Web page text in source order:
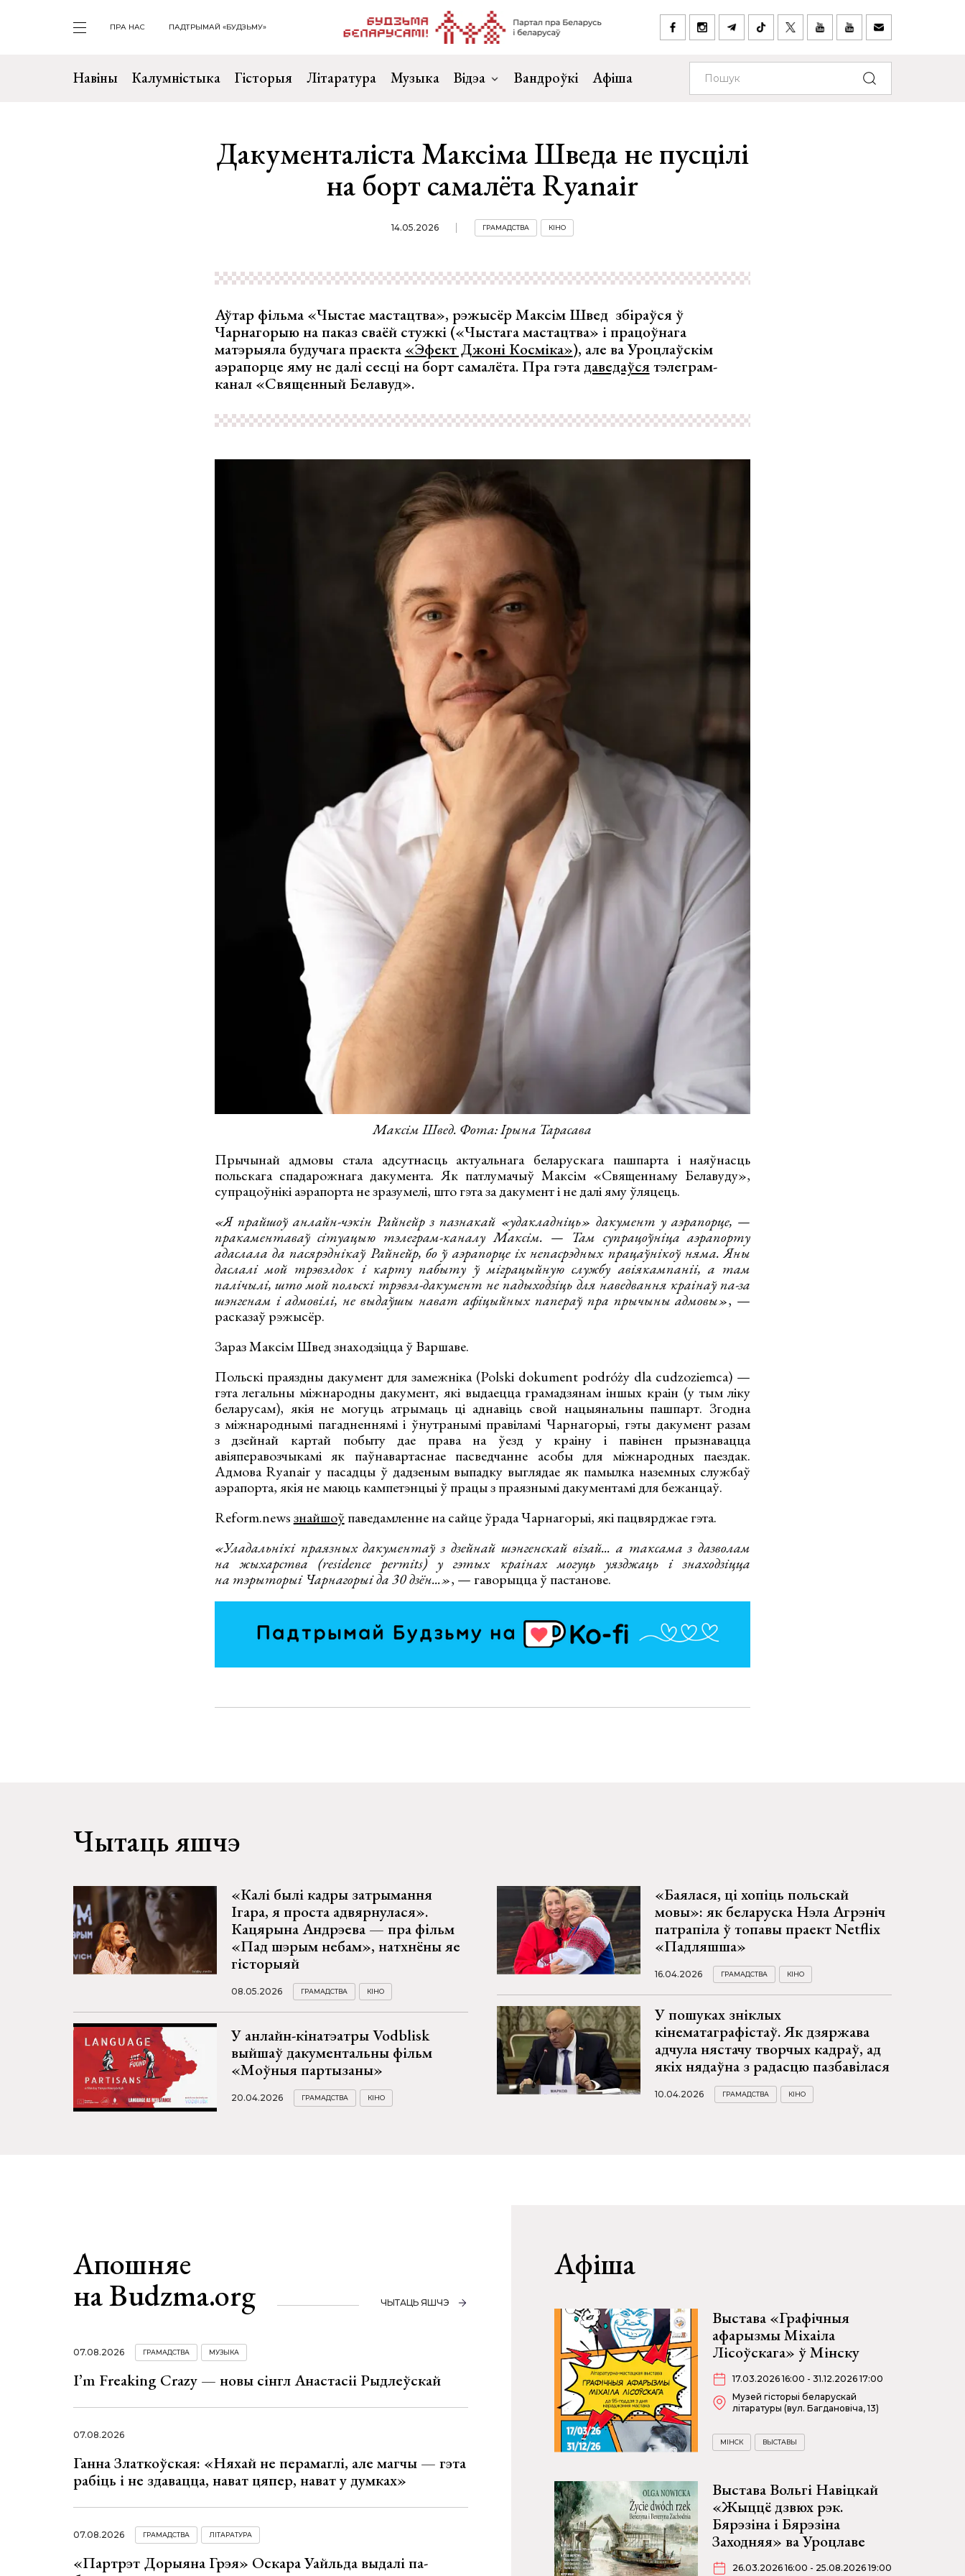
ПРА НАС ПАДТРЫМАЙ «БУДЗЬМУ»
Навіны Калумністыка Гісторыя Літаратура Музыка Відэа Вандроўкі Афіша
Дакументаліста Максіма Шведа не пусцілі
на борт самалёта Ryanair
14.05.2026 ГРАМАДСТВА КІНО
Аўтар фільма «Чыстае мастацтва», рэжысёр Максім Швед збіраўся ў
Чарнагорыю на паказ сваёй стужкі («Чыстага мастацтва» і працоўнага
матэрыяла будучага праекта «Эфект Джоні Косміка»), але ва Уроцлаўскім
аэрапорце яму не далі сесці на борт самалёта. Пра гэтадаведаўсятэлеграм-
канал «Священный Белавуд».
Максім Швед. Фота: Ірына Тарасава
Прычынай адмовы стала адсутнасць актуальнага беларускага пашпарта і наяўнасць
польскага спадарожнага дакумента. Як патлумачыў Максім «Священнаму Белавуду»,
супрацоўнікі аэрапорта не зразумелі, што гэта за дакумент і не далі яму ўляцець.
«Я прайшоў анлайн-чэкін Райнейр з пазнакай «удакладніць» дакумент у аэрапорце, —
пракаментаваў сітуацыю тэлеграм-каналу Максім. — Там супрацоўніца аэрапорту
адаслала да пасярэднікаў Райнейр, бо ў аэрапорце іх непасрэдных працаўнікоў няма. Яны
даслалі мой трэвэлдок і карту пабыту ў міграцыйную службу авіякампаніі, а там
палічылі, што мой польскі трэвэл-дакумент не падыходзіць для наведвання краінаў па-за
шэнгенам і адмовілі, не выдаўшы нават афіцыйных папераў пра прычыны адмовы», —
расказаў рэжысёр.
Зараз Максім Швед знаходзіцца ў Варшаве.
Польскі праяздны дакумент для замежніка (Polski dokument podróży dla cudzoziemca) —
гэта легальны міжнародны дакумент, які выдаецца грамадзянам іншых краін (у тым ліку
беларусам), якія не могуць атрымаць ці аднавіць свой нацыянальны пашпарт. Згодна
з міжнароднымі пагадненнямі і ўнутранымі правіламі Чарнагорыі, гэты дакумент разам
з дзейнай картай побыту дае права на ўезд у краіну і павінен прызнавацца
авіяперавозчыкамі як паўнавартаснае пасведчанне асобы для міжнародных паездак.
Адмова Ryanair у пасадцы ў дадзеным выпадку выглядае як памылка наземных службаў
аэрапорта, якія не маюць кампетэнцыі ў працы з праязнымі дакументамі для бежанцаў.
Reform.newsзнайшоўпаведамленне на сайце ўрада Чарнагорыі, які пацвярджае гэта.
«Уладальнікі праязных дакументаў з дзейнай шэнгенскай візай... а таксама з дазволам
на жыхарства (residence permits) у гэтых краінах могуць уязджаць і знаходзіцца
на тэрыторыі Чарнагорыі да 30 дзён...», — гаворыцца ў пастанове.
Чытаць яшчэ
«Калі былі кадры затрымання
Ігара, я проста адвярнулася».
Кацярына Андрэева — пра фільм
«Пад шэрым небам», натхнёны яе
гісторыяй
08.05.2026 ГРАМАДСТВА КІНО
У анлайн-кінатэатры Vodblisk
выйшаў дакументальны фільм
«Моўныя партызаны»
20.04.2026 ГРАМАДСТВА КІНО
«Баялася, ці хопіць польскай
мовы»: як беларуска Нэла Агрэніч
патрапіла ў топавы праект Netflix
«Падляшша»
16.04.2026 ГРАМАДСТВА КІНО
У пошуках зніклых
кінематаграфістаў. Як дзяржава
адчула нястачу творчых кадраў, ад
якіх нядаўна з радасцю пазбавілася
10.04.2026 ГРАМАДСТВА КІНО
Апошняе
на Budzma.org
ЧЫТАЦЬ ЯШЧЭ
07.08.2026 ГРАМАДСТВА МУЗЫКА
I’m Freaking Crazy — новы сінгл Анастасіі Рыдлеўскай
07.08.2026
Ганна Златкоўская: «Няхай не перамаглі, але магчы — гэта
рабіць і не здавацца, нават цяпер, нават у думках»
07.08.2026 ГРАМАДСТВА ЛІТАРАТУРА
«Партрэт Дорыяна Грэя» Оскара Уайльда выдалі па-
Афіша
Выстава «Графічныя
афарызмы Міхаіла
Лісоўскага» ў Мінску
17.03.2026 16:00 - 31.12.2026 17:00
Музей гісторыі беларускай
літаратуры (вул. Багдановіча, 13)
МІНСК ВЫСТАВЫ
Выстава Вольгі Навіцкай
«Жыццё дзвюх рэк.
Бярэзіна і Бярэзіна
Заходняя» ва Уроцлаве
26.03.2026 16:00 - 25.08.2026 19:00